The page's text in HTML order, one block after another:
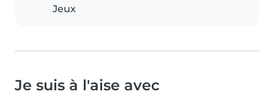
Jeux
Je suis à l'aise avec